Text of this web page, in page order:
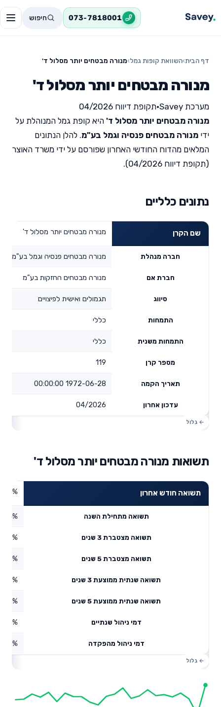
073-7818001 חיפוש
דף הבית›השוואת קופות גמל›מנורה מבטחים יותר מסלול ד'
מנורה מבטחים יותר מסלול ד'
מערכת Savey •תקופת דיווח 04/2026
מנורה מבטחים יותר מסלול ד' היא קופת גמל המנוהלת על
ידי מנורה מבטחים פנסיה וגמל בע"מ. להלן הנתונים
המלאים מהדוח החודשי האחרון שפורסם על ידי משרד האוצר
(תקופת דיווח 04/2026).
נתונים כלליים
שם הקרן מנורה מבטחים יותר מסלול ד'
חברה מנהלת מנורה מבטחים פנסיה וגמל בע"מ
חברת אם מנורה מבטחים החזקות בע"מ
סיווג תגמולים ואישית לפיצויים
התמחות כללי
התמחות משנית כללי
מספר קרן 119
תאריך הקמה 1972-06-28 00:00:00
עדכון אחרון 04/2026
תשואות מנורה מבטחים יותר מסלול ד'
תשואה חודש אחרון
תשואה מתחילת השנה
תשואה מצטברת 3 שנים
תשואה מצטברת 5 שנים
תשואה שנתית ממוצעת 3 שנים 9.13%
תשואה שנתית ממוצעת 5 שנים
דמי ניהול שנתיים
דמי ניהול מהפקדה 0.1%